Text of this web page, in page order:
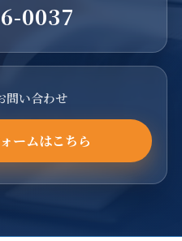
0037
問い合わせ
ームはこちら